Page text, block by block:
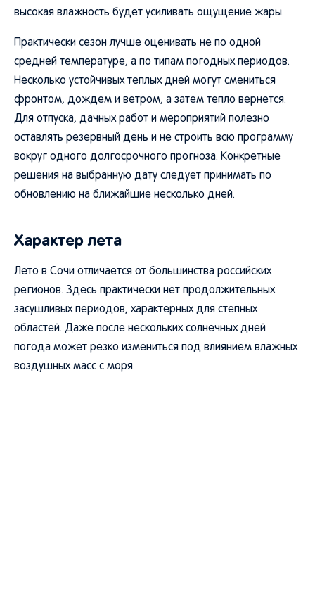
высокая влажность будет усиливать ощущение жары.
Практически сезон лучше оценивать не по одной
средней температуре, а по типам погодных периодов.
Несколько устойчивых теплых дней могут смениться
фронтом, дождем и ветром, а затем тепло вернется.
Для отпуска, дачных работ и мероприятий полезно
оставлять резервный день и не строить всю программу
вокруг одного долгосрочного прогноза. Конкретные
решения на выбранную дату следует принимать по
обновлению на ближайшие несколько дней.
Характер лета
Лето в Сочи отличается от большинства российских
регионов. Здесь практически нет продолжительных
засушливых периодов, характерных для степных
областей. Даже после нескольких солнечных дней
погода может резко измениться под влиянием влажных
воздушных масс с моря.